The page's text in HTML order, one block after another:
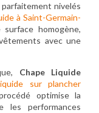
nivelés
à Saint-Germain-
homogène,
avec une
Chape Liquide
sur plancher
optimise la
les performances